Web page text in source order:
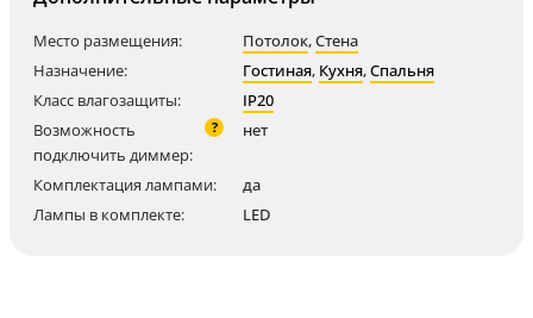
Место размещения: Потолок,Стена
Назначение:
Гостиная, Кухня,Спальня
Класс влагозащиты:
IP20
Возможность
подключить диммер:
? нет
Комплектация лампами:
да
Лампы в комплекте:
LED